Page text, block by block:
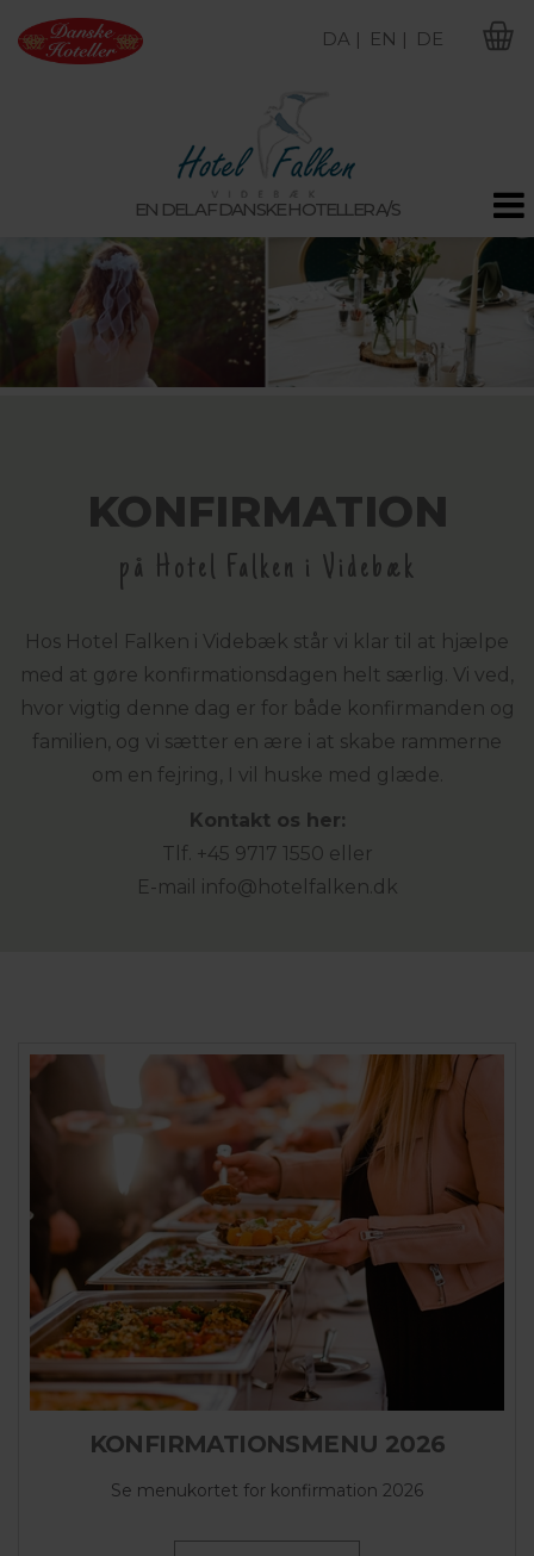
EN DEL AF DANSKE HOTELLER A/S
DA | EN | DE
KONFIRMATION
på Hotel Falken i Videbæk
Hos Hotel Falken i Videbæk står vi klar til at hjælpe
med at gøre konfirmationsdagen helt særlig. Vi ved,
hvor vigtig denne dag er for både konfirmanden og
familien, og vi sætter en ære i at skabe rammerne
om en fejring, I vil huske med glæde.
Kontakt os her:
Tlf. +45 9717 1550 eller
E-mail info@hotelfalken.dk
KONFIRMATIONSMENU 2026
Se menukortet for konfirmation 2026